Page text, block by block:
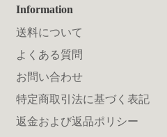
Information
送料について
よくある質問
お問い合わせ
特定商取引法に基づく表記
返金および返品ポリシー